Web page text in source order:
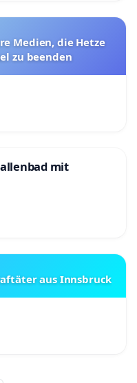
Medien, die Hetze
zu beenden
mit
aus Innsbruck